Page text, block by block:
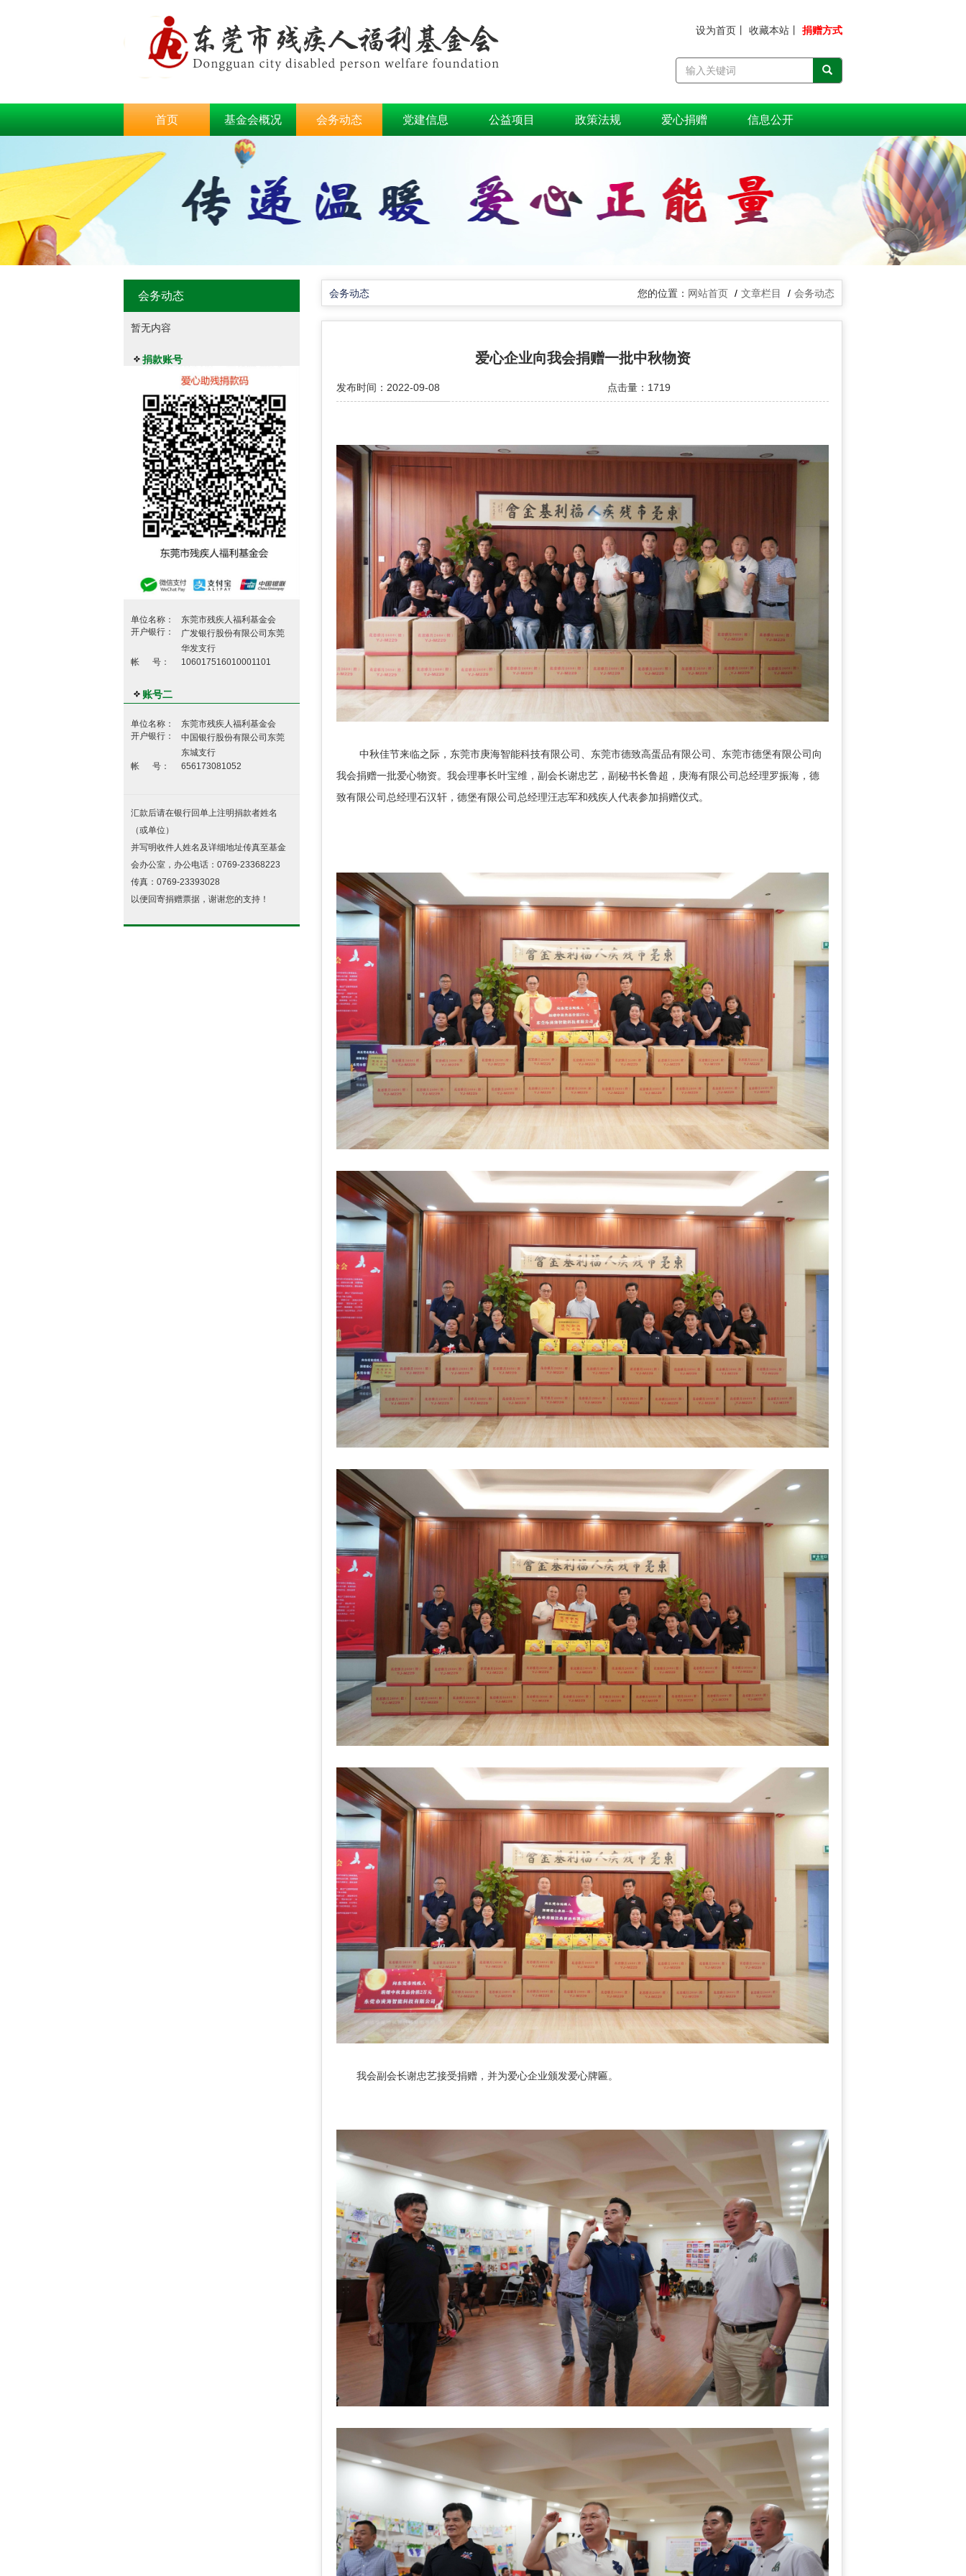
设为首页 收藏本站 捐赠方式
首页 基金会概况 会务动态 党建信息 公益项目 政策法规 爱心捐赠 信息公开
会务动态
暂无内容
捐款账号
单位名称：
东莞市残疾人福利基金会
开户银行：
广发银行股份有限公司东莞
华发支行
帐 号：
106017516010001101
账号二
单位名称：
东莞市残疾人福利基金会
开户银行：
中国银行股份有限公司东莞
东城支行
帐 号：
656173081052
汇款后请在银行回单上注明捐款者姓名
（或单位）
并写明收件人姓名及详细地址传真至基金
会办公室，办公电话：0769-23368223
传真：0769-23393028
以便回寄捐赠票据，谢谢您的支持！
会务动态 网站首页 文章栏目 会务动态
爱心企业向我会捐赠一批中秋物资
发布时间：2022-09-08 点击量：1719
中秋佳节来临之际，东莞市庚海智能科技有限公司、东莞市德致高蛋品有限公司、东莞市德堡有限公司向
我会捐赠一批爱心物资。我会理事长叶宝维，副会长谢忠艺，副秘书长鲁超，庚海有限公司总经理罗振海，德
致有限公司总经理石汉轩，德堡有限公司总经理汪志军和残疾人代表参加捐赠仪式。
我会副会长谢忠艺接受捐赠，并为爱心企业颁发爱心牌匾。